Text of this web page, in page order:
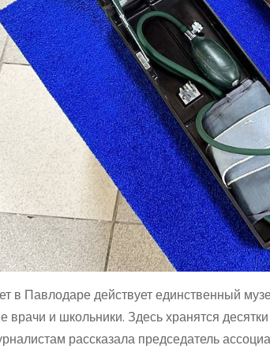
в Павлодаре действует единственный
врачи и школьники. Здесь хранятся
рассказала председатель